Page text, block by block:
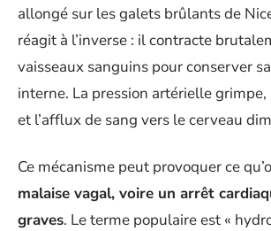
allongé sur les galets brûlants de
réagit à l’inverse : il contracte
vaisseaux sanguins pour conserver
interne. La pression artérielle
et l’afflux de sang vers le cerveau
Ce mécanisme peut provoquer ce
malaise vagal, voire un arrêt
graves. Le terme populaire est «